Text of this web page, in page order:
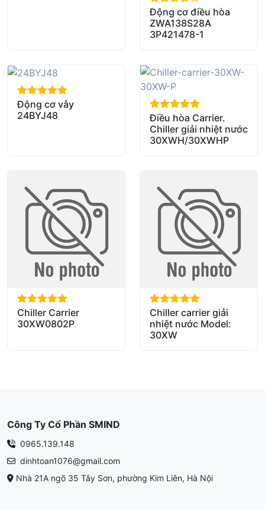
out of 5
Động cơ điều hòa
ZWA138S28A
3P421478-1
out of 5
Động cơ vẫy
24BYJ48
out of 5
Điều hòa Carrier.
Chiller giải nhiệt nước
30XWH/30XWHP
out of 5
Chiller Carrier
30XW0802P
out of 5
Chiller carrier giải
nhiệt nước Model:
30XW
Công Ty Cổ Phần SMIND
0965.139.148
dinhtoan1076@gmail.com
Nhà 21A ngõ 35 Tây Sơn, phường Kim Liên, Hà Nội